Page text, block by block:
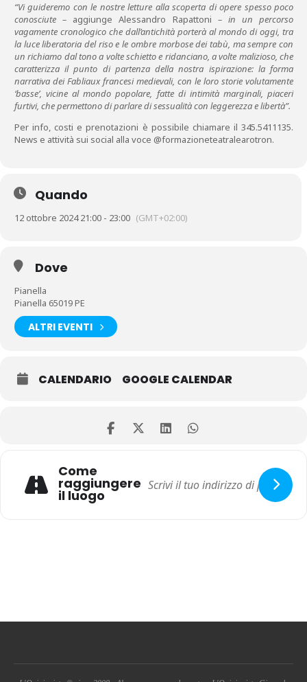
“Vi guideremo con le nostre letture alla scoperta di opere spesso poco
conosciute – aggiunge Alessandro Rapattoni – in un percorso
vagamente cronologico che dall’antichità porterà al mondo di oggi, tra
la luce liberatoria del riso e le ombre morbose dei tabù, ma sempre con
un richiamo dal tono a volte schietto e ridanciano, a volte malizioso, che
caratterizza il punto di partenza della nostra ispirazione: la forma
narrativa dei Fabliaux francesi medievali, con le loro storie volutamente
‘basse’, vicine al mondo popolare, fatte di intimità marginali, piaceri
furtivi, che permettono di parlare di sessualità con leggerezza e libertà”.
Per info, costi e prenotazioni è possibile chiamare il 345.5411135.
News e attività sui social alla voce @formazioneteatralearotron.
Quando
12 ottobre 2024 21:00 - 23:00 (GMT+02:00)
Dove
Pianella
Pianella 65019 PE
ALTRI EVENTI
CALENDARIO GOOGLE CALENDAR
Come
raggiungere
il luogo